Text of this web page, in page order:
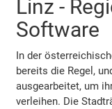
Linz -
Software
In der
bereits die Regel,
ausgearbeitet, um
verleihen. Die